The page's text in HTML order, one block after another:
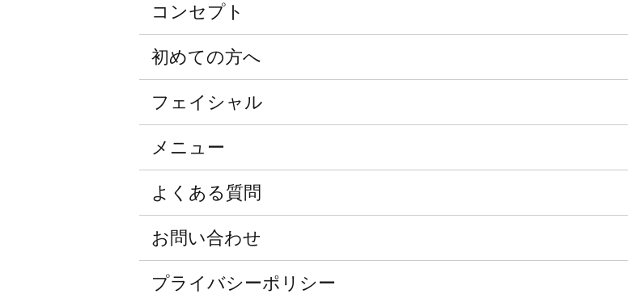
コンセプト
初めての方へ
フェイシャル
メニュー
よくある質問
お問い合わせ
プライバシーポリシー